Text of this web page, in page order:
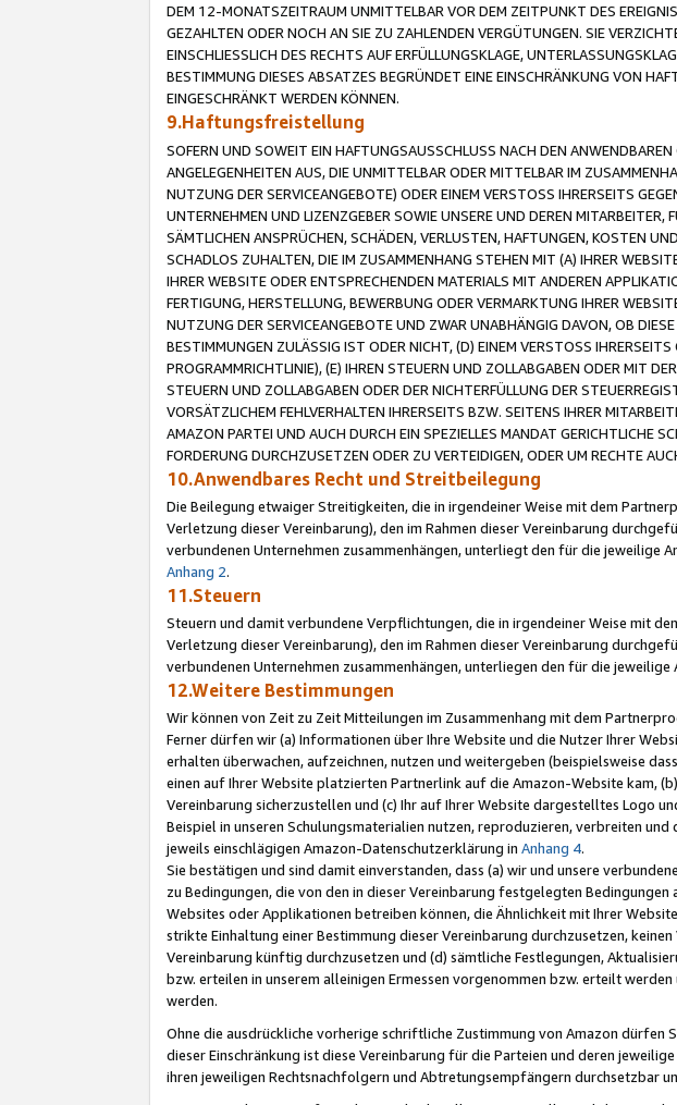
DEM 12-MONATSZEITRAUM UNMITTELBAR VOR DEM ZEITPUNKT DES
GEZAHLTEN ODER NOCH AN SIE ZU ZAHLENDEN VERGÜTUNGEN. SIE
EINSCHLIESSLICH DES RECHTS AUF ERFÜLLUNGSKLAGE,
BESTIMMUNG DIESES ABSATZES BEGRÜNDET EINE EINSCHRÄNKUNG VON
EINGESCHRÄNKT WERDEN KÖNNEN.
9.Haftungsfreistellung
SOFERN UND SOWEIT EIN HAFTUNGSAUSSCHLUSS NACH DEN
ANGELEGENHEITEN AUS, DIE UNMITTELBAR ODER MITTELBAR IM
NUTZUNG DER SERVICEANGEBOTE) ODER EINEM VERSTOSS IHRERSEITS
UNTERNEHMEN UND LIZENZGEBER SOWIE UNSERE UND DEREN
SÄMTLICHEN ANSPRÜCHEN, SCHÄDEN, VERLUSTEN, HAFTUNGEN, KOSTEN
SCHADLOS ZUHALTEN, DIE IM ZUSAMMENHANG STEHEN MIT (A) IHRER
IHRER WEBSITE ODER ENTSPRECHENDEN MATERIALS MIT ANDEREN
FERTIGUNG, HERSTELLUNG, BEWERBUNG ODER VERMARKTUNG IHRER
NUTZUNG DER SERVICEANGEBOTE UND ZWAR UNABHÄNGIG DAVON, OB
BESTIMMUNGEN ZULÄSSIG IST ODER NICHT, (D) EINEM VERSTOSS
PROGRAMMRICHTLINIE), (E) IHREN STEUERN UND ZOLLABGABEN ODER MIT
STEUERN UND ZOLLABGABEN ODER DER NICHTERFÜLLUNG DER
VORSÄTZLICHEM FEHLVERHALTEN IHRERSEITS BZW. SEITENS IHRER
AMAZON PARTEI UND AUCH DURCH EIN SPEZIELLES MANDAT GERICHTLICHE
FORDERUNG DURCHZUSETZEN ODER ZU VERTEIDIGEN, ODER UM RECHTE
10.Anwendbares Recht und Streitbeilegung
Die Beilegung etwaiger Streitigkeiten, die in irgendeiner Weise mit dem
Verletzung dieser Vereinbarung), den im Rahmen dieser Vereinbarung
verbundenen Unternehmen zusammenhängen, unterliegt den für die jeweilige
Anhang 2.
11.Steuern
Steuern und damit verbundene Verpflichtungen, die in irgendeiner Weise mit
Verletzung dieser Vereinbarung), den im Rahmen dieser Vereinbarung
verbundenen Unternehmen zusammenhängen, unterliegen den für die
12.Weitere Bestimmungen
Wir können von Zeit zu Zeit Mitteilungen im Zusammenhang mit dem
Ferner dürfen wir (a) Informationen über Ihre Website und die Nutzer Ihrer
erhalten überwachen, aufzeichnen, nutzen und weitergeben (beispielsweise
einen auf Ihrer Website platzierten Partnerlink auf die Amazon-Website kam,
Vereinbarung sicherzustellen und (c) Ihr auf Ihrer Website dargestelltes Logo
Beispiel in unseren Schulungsmaterialien nutzen, reproduzieren, verbreiten
jeweils einschlägigen Amazon-Datenschutzerklärung in Anhang 4.
Sie bestätigen und sind damit einverstanden, dass (a) wir und unsere
zu Bedingungen, die von den in dieser Vereinbarung festgelegten
Websites oder Applikationen betreiben können, die Ähnlichkeit mit Ihrer
strikte Einhaltung einer Bestimmung dieser Vereinbarung durchzusetzen,
Vereinbarung künftig durchzusetzen und (d) sämtliche Festlegungen,
bzw. erteilen in unserem alleinigen Ermessen vorgenommen bzw. erteilt
werden.
Ohne die ausdrückliche vorherige schriftliche Zustimmung von Amazon dürfen
dieser Einschränkung ist diese Vereinbarung für die Parteien und deren
ihren jeweiligen Rechtsnachfolgern und Abtretungsempfängern durchsetzbar